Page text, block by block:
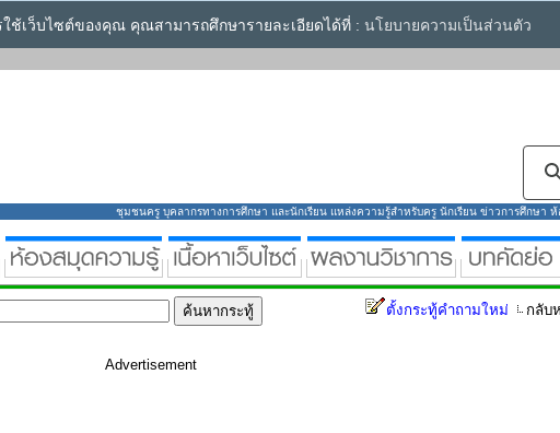
เว็บไซต์ของคุณ คุณสามารถศึกษารายละเอียดได้ที่ : นโยบายความเป็นส่วนตัว
ชุมชนครู บุคลากรทางการศึกษา และนักเรียน แหล่งความรู้สำหรับครู นักเรียน ข่าวการศึกษา
ตั้งกระทู้คำถามใหม่ กลับ
Advertisement